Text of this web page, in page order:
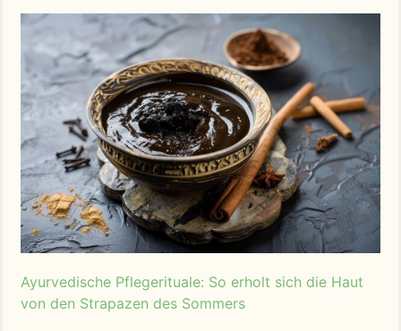
Ayurvedische Pflegerituale: So erholt sich die Haut
von den Strapazen des Sommers